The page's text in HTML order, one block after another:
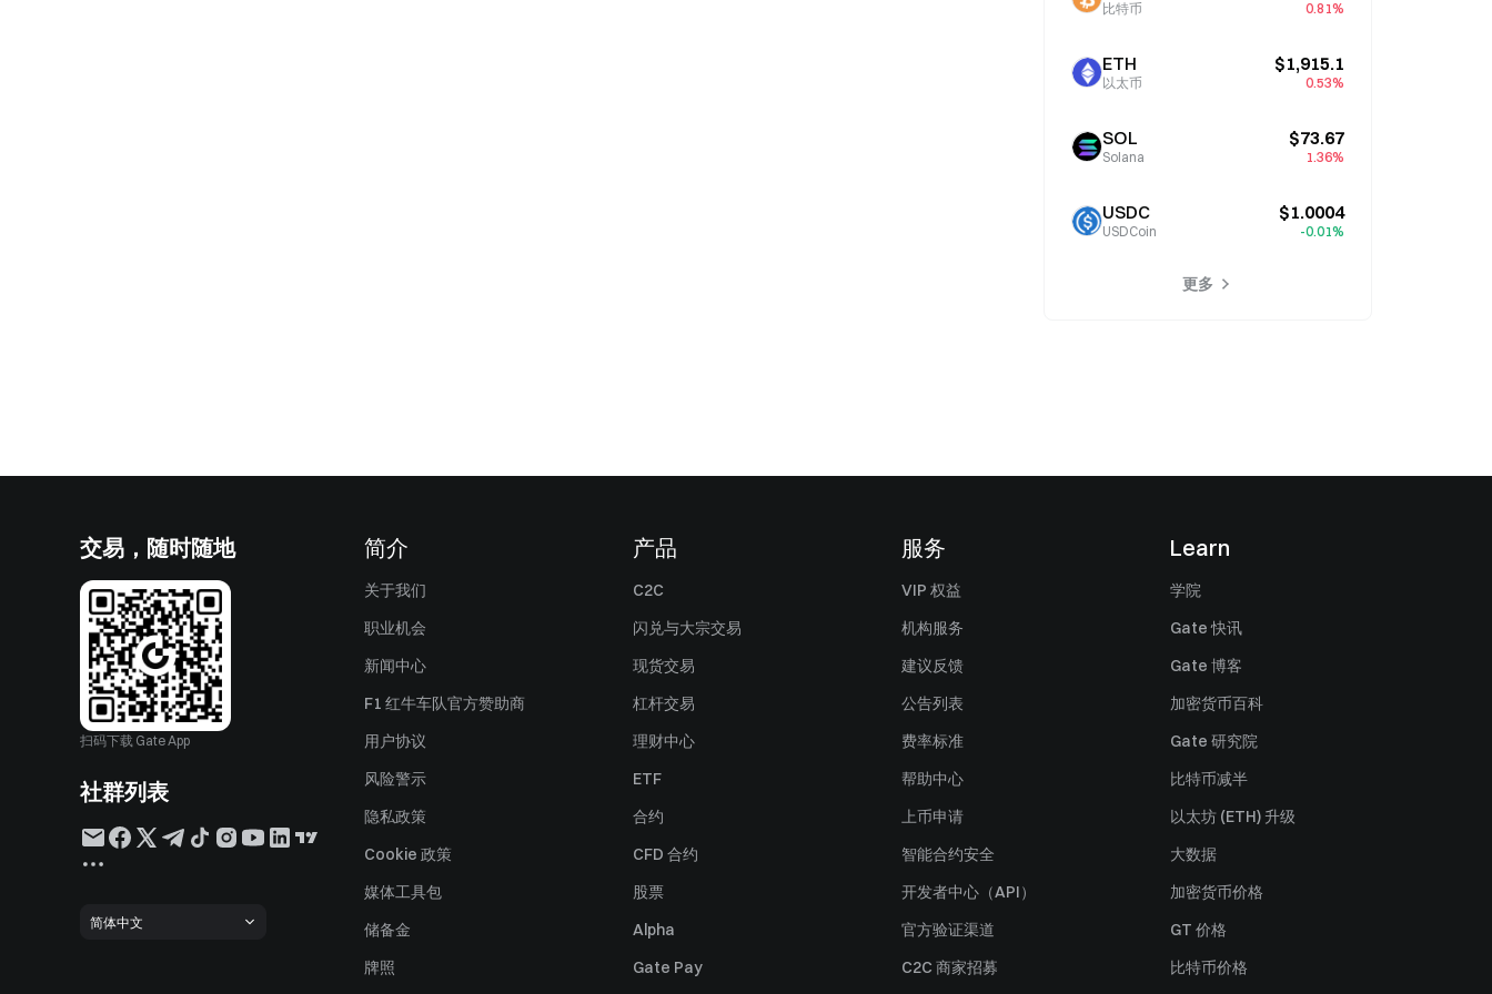
比特币 0.81%
ETH
以太币
$1,915.1
0.53%
SOL
Solana
$73.67
1.36%
USDC
USDCoin
$1.0004
-0.01%
更多
交易，随时随地
扫码下载 Gate App
社群列表
简体中文
简介
关于我们
职业机会
新闻中心
F1 红牛车队官方赞助商
用户协议
风险警示
隐私政策
Cookie 政策
媒体工具包
储备金
牌照
产品
C2C
闪兑与大宗交易
现货交易
杠杆交易
理财中心
ETF
合约
CFD 合约
股票
Alpha
Gate Pay
服务
VIP 权益
机构服务
建议反馈
公告列表
费率标准
帮助中心
上币申请
智能合约安全
开发者中心（API）
官方验证渠道
C2C 商家招募
Learn
学院
Gate 快讯
Gate 博客
加密货币百科
Gate 研究院
比特币减半
以太坊 (ETH) 升级
大数据
加密货币价格
GT 价格
比特币价格